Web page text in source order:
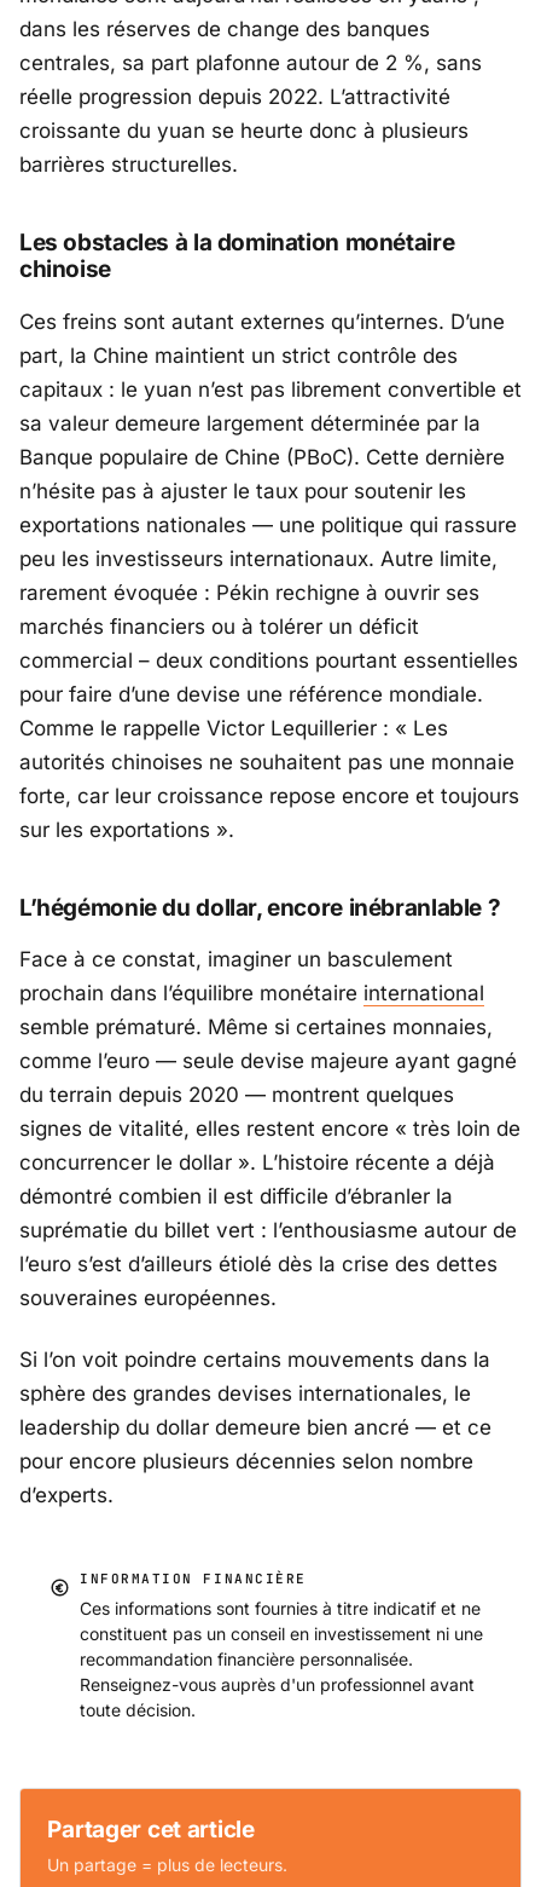
dans les réserves de change des banques
centrales, sa part plafonne autour de 2 %, sans
réelle progression depuis 2022. L’attractivité
croissante du yuan se heurte donc à plusieurs
barrières structurelles.
Les obstacles à la domination monétaire
chinoise
Ces freins sont autant externes qu’internes. D’une
part, la Chine maintient un strict contrôle des
capitaux : le yuan n’est pas librement convertible et
sa valeur demeure largement déterminée par la
Banque populaire de Chine (PBoC). Cette dernière
n’hésite pas à ajuster le taux pour soutenir les
exportations nationales — une politique qui rassure
peu les investisseurs internationaux. Autre limite,
rarement évoquée : Pékin rechigne à ouvrir ses
marchés financiers ou à tolérer un déficit
commercial – deux conditions pourtant essentielles
pour faire d’une devise une référence mondiale.
Comme le rappelle Victor Lequillerier : « Les
autorités chinoises ne souhaitent pas une monnaie
forte, car leur croissance repose encore et toujours
sur les exportations ».
L’hégémonie du dollar, encore inébranlable ?
Face à ce constat, imaginer un basculement
prochain dans l’équilibre monétaire international
semble prématuré. Même si certaines monnaies,
comme l’euro — seule devise majeure ayant gagné
du terrain depuis 2020 — montrent quelques
signes de vitalité, elles restent encore « très loin de
concurrencer le dollar ». L’histoire récente a déjà
démontré combien il est difficile d’ébranler la
suprématie du billet vert : l’enthousiasme autour de
l’euro s’est d’ailleurs étiolé dès la crise des dettes
souveraines européennes.
Si l’on voit poindre certains mouvements dans la
sphère des grandes devises internationales, le
leadership du dollar demeure bien ancré — et ce
pour encore plusieurs décennies selon nombre
d’experts.
INFORMATION FINANCIÈRE
Ces informations sont fournies à titre indicatif et ne
constituent pas un conseil en investissement ni une
recommandation financière personnalisée.
Renseignez-vous auprès d'un professionnel avant
toute décision.
Partager cet article
Un partage = plus de lecteurs.